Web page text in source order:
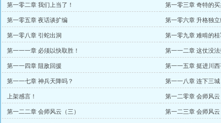
第一零二章 我们上当了！ 第一零三章 奇特的
第一零五章 夜话谈扩编 第一零六章 升格独
第一零八章 引蛇出洞 第一零九章 难啃的桂
第一一一章 必须以快取胜！ 第一一二章 这仗没
第一一四章 阻敌回援 第一一五章 挺进川
第一一七章 神兵天降吗？ 第一一八章 连下三城
上架感言！ 第一二零章 会师风
第一二二章 会师风云（三） 第一二三章 会师风